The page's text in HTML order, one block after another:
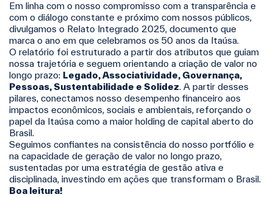
Em linha com o nosso compromisso com a transparência e
com o diálogo constante e próximo com nossos públicos,
divulgamos o Relato Integrado 2025, documento que
marca o ano em que celebramos os 50 anos da Itaúsa.
O relatório foi estruturado a partir dos atributos que guiam
nossa trajetória e seguem orientando a criação de valor no
longo prazo: Legado, Associatividade, Governança,
Pessoas, Sustentabilidade e Solidez. A partir desses
pilares, conectamos nosso desempenho financeiro aos
impactos econômicos, sociais e ambientais, reforçando o
papel da Itaúsa como a maior holding de capital aberto do
Brasil.
Seguimos confiantes na consistência do nosso portfólio e
na capacidade de geração de valor no longo prazo,
sustentadas por uma estratégia de gestão ativa e
disciplinada, investindo em ações que transformam o Brasil.
Boa leitura!